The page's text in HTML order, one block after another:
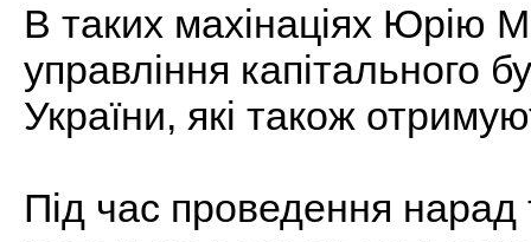
В таких махінаціях Юрію
управління капітального
України, які також
Під час проведення нарад